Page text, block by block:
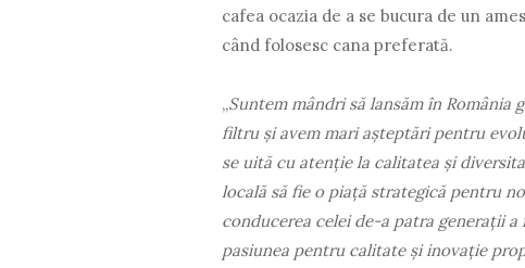
cafea ocazia de a se bucura de un
când folosesc cana preferată.
„Suntem mândri să lansăm în România
filtru și avem mari așteptări pentru
se uită cu atenție la calitatea și
locală să fie o piață strategică pentru
conducerea celei de-a patra generații
pasiunea pentru calitate și inovație